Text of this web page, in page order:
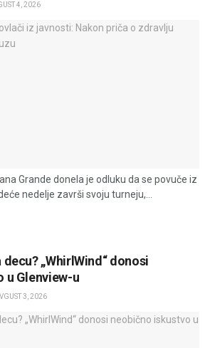
4, 2026
Grande donela je odluku da se povuče iz
nedelje završi svoju turneju,...
„WhirlWind“ donosi
u Glenview-u
3, 2026